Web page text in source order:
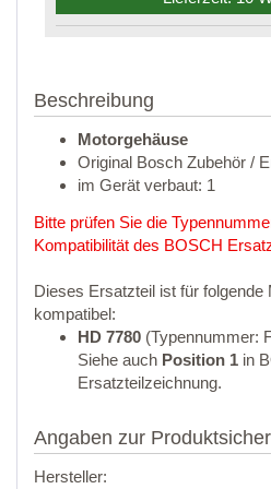
Beschreibung
Motorgehäuse
Original Bosch Zubehör /
im Gerät verbaut: 1
Bitte prüfen Sie die
Kompatibilität des BOSCH
Dieses Ersatzteil ist für folgende
kompatibel:
HD 7780 (Typennummer:
Siehe auch Position 1 in
Ersatzteilzeichnung.
Angaben zur
Hersteller: